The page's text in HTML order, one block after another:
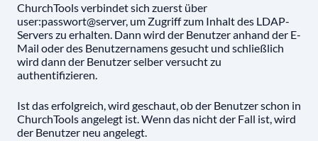
ChurchTools verbindet sich zuerst über
user:passwort@server, um Zugriff zum Inhalt des LDAP-
Servers zu erhalten. Dann wird der Benutzer anhand der E-
Mail oder des Benutzernamens gesucht und schließlich
wird dann der Benutzer selber versucht zu
authentifizieren.
Ist das erfolgreich, wird geschaut, ob der Benutzer schon in
ChurchTools angelegt ist. Wenn das nicht der Fall ist, wird
der Benutzer neu angelegt.